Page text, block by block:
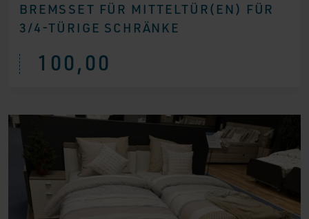
BREMSSET FÜR MITTELTÜR(EN) FÜR
3/4-TÜRIGE SCHRÄNKE
100,00